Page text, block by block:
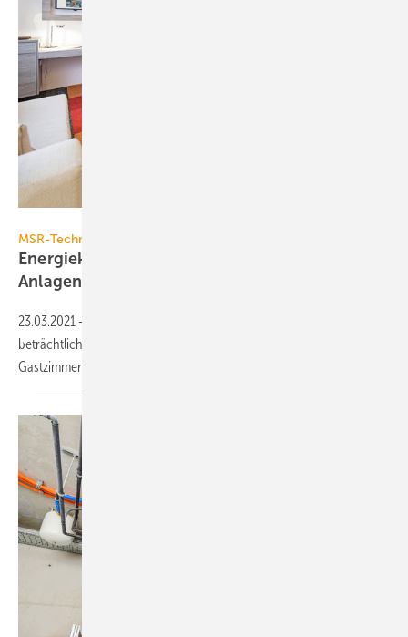
MSR-Technik
Energiekosten in Hotels senken:
Anlagenbetrieb nach
23.03.2021 -
beträchtlich Energie eingespart werden, wenn die Haustechnik in den
Gastzimmern analog zum Belegungsstand gesteuert